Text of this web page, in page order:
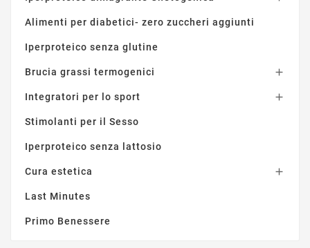
Alimenti per diabetici- zero zuccheri aggiunti
Iperproteico senza glutine
Brucia grassi termogenici 
Integratori per lo sport 
Stimolanti per il Sesso
Iperproteico senza lattosio
Cura estetica 
Last Minutes
Primo Benessere